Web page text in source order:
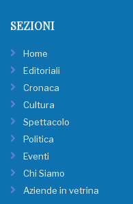
SEZIONI
Home
Editoriali
Cronaca
Cultura
Spettacolo
Politica
Eventi
Chi Siamo
Aziende in vetrina